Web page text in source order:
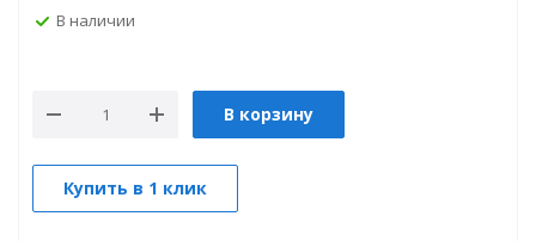
В наличии
В корзину
Купить в 1 клик